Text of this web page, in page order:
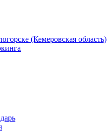
(Кемеровская область)